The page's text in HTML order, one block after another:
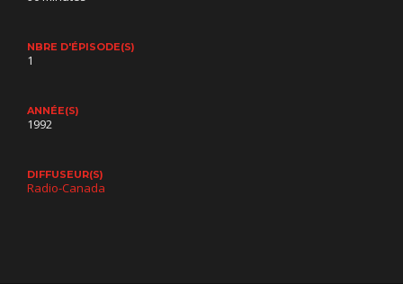
NBRE D'ÉPISODE(S)
1
ANNÉE(S)
1992
DIFFUSEUR(S)
Radio-Canada